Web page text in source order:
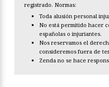
registrado. Normas:
Toda alusión personal
No está permitido hacer
españolas o injuriantes.
Nos reservamos el
consideremos fuera de
Zenda no se hace